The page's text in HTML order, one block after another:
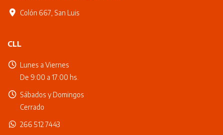
Colón 667, San Luis
CLL
Lunes a Viernes
De 9:00 a 17:00 hs.
Sábados y Domingos
Cerrado
266 512 7443